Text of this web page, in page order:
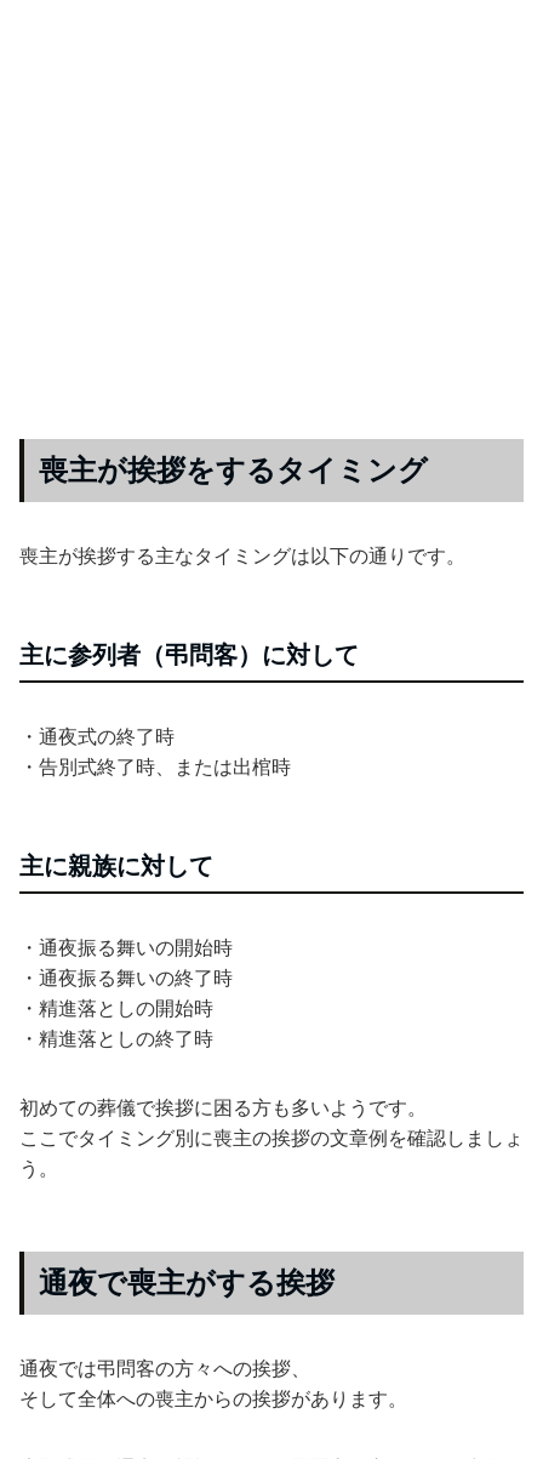
喪主が挨拶をするタイミング
喪主が挨拶する主なタイミングは以下の通りです。
主に参列者（弔問客）に対して
・通夜式の終了時
・告別式終了時、または出棺時
主に親族に対して
・通夜振る舞いの開始時
・通夜振る舞いの終了時
・精進落としの開始時
・精進落としの終了時
初めての葬儀で挨拶に困る方も多いようです。
ここでタイミング別に喪主の挨拶の文章例を確認しましょ
う。
通夜で喪主がする挨拶
通夜では弔問客の方々への挨拶、
そして全体への喪主からの挨拶があります。